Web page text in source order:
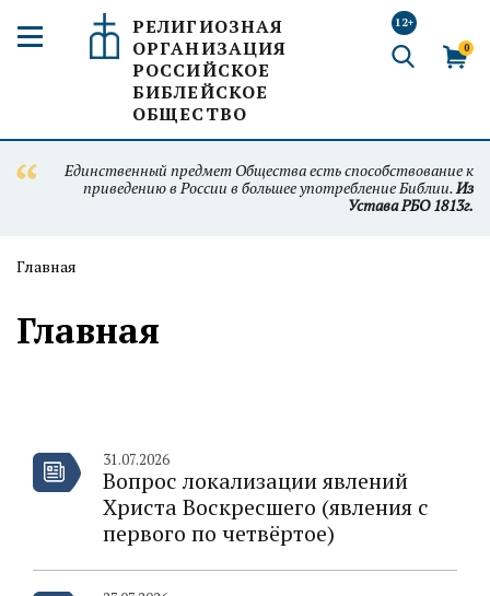
РЕЛИГИОЗНАЯ
ОРГАНИЗАЦИЯ
РОССИЙСКОЕ
БИБЛЕЙСКОЕ
ОБЩЕСТВО
12+
0
Единственный предмет Общества есть способствование к
приведению в России в большее употребление Библии.Из
Устава РБО 1813г.
Главная
Главная
31.07.2026
Вопрос локализации явлений
Христа Воскресшего (явления с
первого по четвёртое)